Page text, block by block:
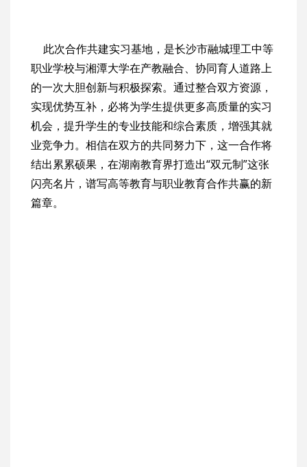
此次合作共建实习基地，是长沙市融城理工中等
职业学校与湘潭大学在产教融合、协同育人道路上
的一次大胆创新与积极探索。通过整合双方资源，
实现优势互补，必将为学生提供更多高质量的实习
机会，提升学生的专业技能和综合素质，增强其就
业竞争力。相信在双方的共同努力下，这一合作将
结出累累硕果，在湖南教育界打造出“双元制”这张
闪亮名片，谱写高等教育与职业教育合作共赢的新
篇章。